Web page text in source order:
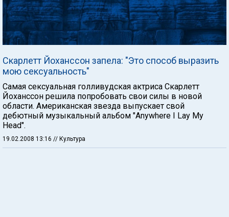
Скарлетт Йоханссон запела: "Это способ выразить
мою сексуальность"
Самая сексуальная голливудская актриса Скарлетт
Йоханссон решила попробовать свои силы в новой
области. Американская звезда выпускает свой
дебютный музыкальный альбом "Anywhere I Lay My
Head".
19.02.2008 13:16 // Культура